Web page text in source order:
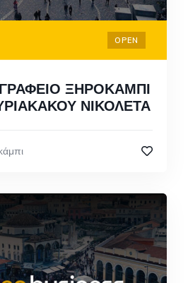
OPEN
ΞΗΡΟΚΑΜΠΙ
ΝΙΚΟΛΕΤΑ